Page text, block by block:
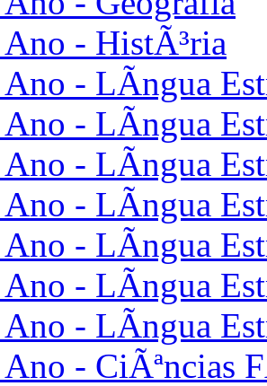
Ano - HistÃ³ria
Ano - LÃ­ngua
Ano - LÃ­ngua
Ano - LÃ­ngua
Ano - LÃ­ngua
Ano - LÃ­ngua
Ano - LÃ­ngua
Ano - LÃ­ngua
Ano - CiÃªncias